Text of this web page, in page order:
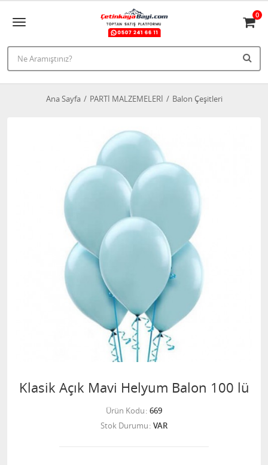
0
Ana Sayfa PARTİ MALZEMELERİ Balon Çeşitleri
Klasik Açık Mavi Helyum Balon 100 lü
Ürün Kodu 669
Stok Durumu VAR